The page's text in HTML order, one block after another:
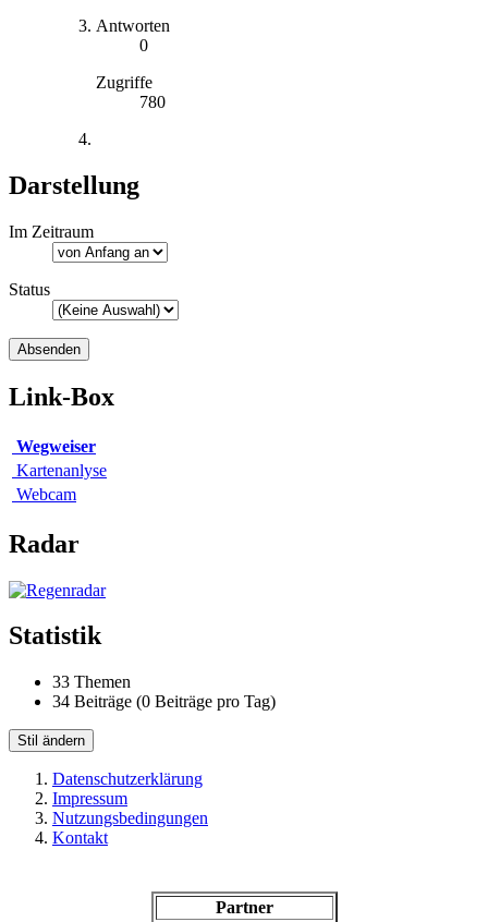
Antworten
0
Zugriffe
780
Darstellung
Im Zeitraum
Status
Link-Box
Wegweiser
Kartenanlyse
Webcam
Radar
Statistik
33 Themen
34 Beiträge (0 Beiträge pro Tag)
Stil ändern
Datenschutzerklärung
Impressum
Nutzungsbedingungen
Kontakt
Partner